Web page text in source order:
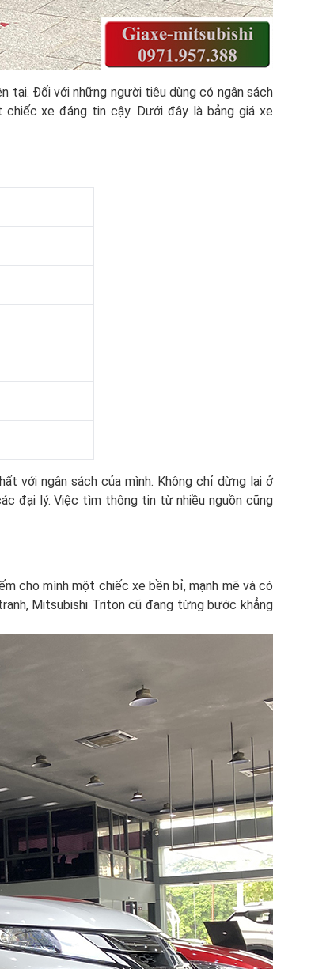
tại. Đối với những người tiêu dùng có ngân sách
xe đáng tin cậy. Dưới đây là bảng giá xe
với ngân sách của mình. Không chỉ dừng lại ở
đại lý. Việc tìm thông tin từ nhiều nguồn cũng
cho mình một chiếc xe bền bỉ, mạnh mẽ và có
Mitsubishi Triton cũ đang từng bước khẳng